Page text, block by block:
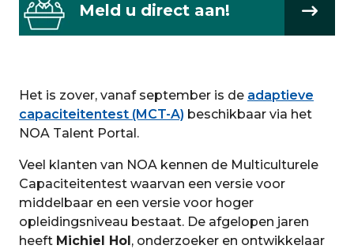
Meld u direct aan!
Het is zover, vanaf september is de adaptieve
capaciteitentest (MCT-A) beschikbaar via het
NOA Talent Portal.
Veel klanten van NOA kennen de Multiculturele
Capaciteitentest waarvan een versie voor
middelbaar en een versie voor hoger
opleidingsniveau bestaat. De afgelopen jaren
heeft Michiel Hol, onderzoeker en ontwikkelaar